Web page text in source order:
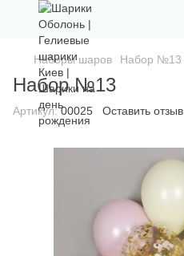
Наборы шаров Набор №13
Набор №13
Артикул:00025 Оставить отзыв